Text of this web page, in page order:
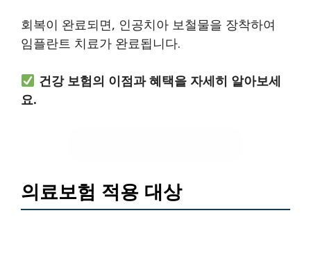
회복이 완료되면, 인공치아 보철물을 장착하여
임플란트 치료가 완료됩니다.
건강 보험의 이점과 혜택을 자세히 알아보세
요.
의료보험 적용 대상